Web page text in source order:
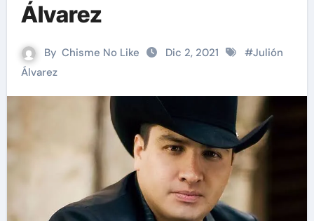
Álvarez
By Chisme No Like Dic 2, 2021 #Julión
Álvarez